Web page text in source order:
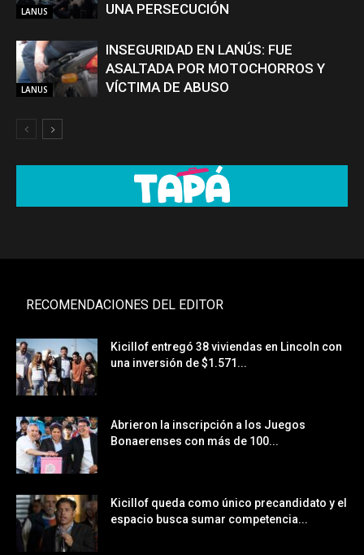
LANUS
UNA PERSECUCIÓN
LANUS
INSEGURIDAD EN LANÚS: FUE
ASALTADA POR MOTOCHORROS Y
VÍCTIMA DE ABUSO
RECOMENDACIONES DEL EDITOR
Kicillof entregó 38 viviendas en Lincoln con
una inversión de $1.571...
Abrieron la inscripción a los Juegos
Bonaerenses con más de 100...
Kicillof queda como único precandidato y el
espacio busca sumar competencia...